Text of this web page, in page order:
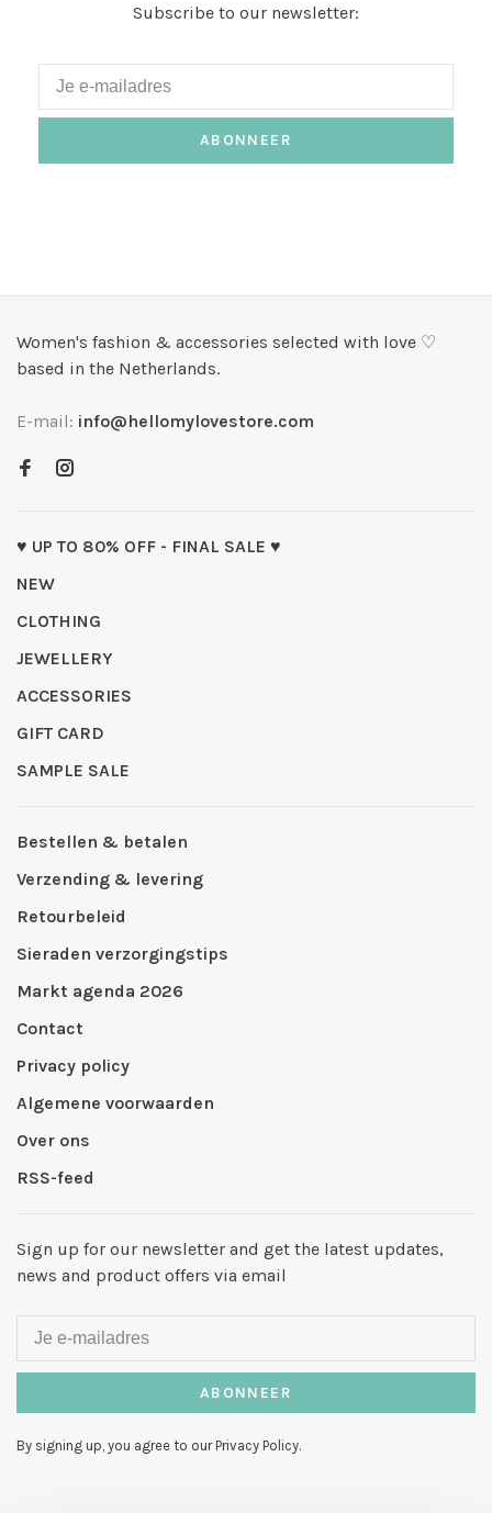
Subscribe to our newsletter:
ABONNEER
Women's fashion & accessories selected with love ♡
based in the Netherlands.
E-mail: info@hellomylovestore.com
♥ UP TO 80% OFF - FINAL SALE ♥
NEW
CLOTHING
JEWELLERY
ACCESSORIES
GIFT CARD
SAMPLE SALE
Bestellen & betalen
Verzending & levering
Retourbeleid
Sieraden verzorgingstips
Markt agenda 2026
Contact
Privacy policy
Algemene voorwaarden
Over ons
RSS-feed
Sign up for our newsletter and get the latest updates,
news and product offers via email
ABONNEER
By signing up, you agree to our Privacy Policy.